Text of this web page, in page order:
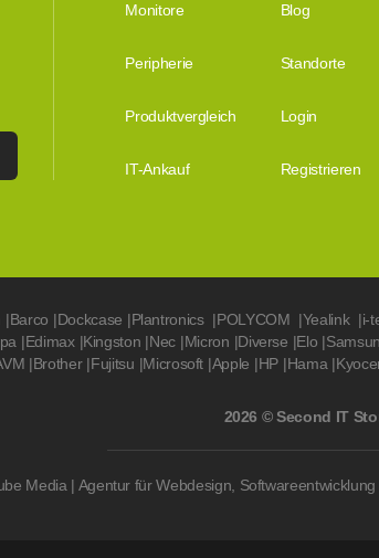
Monitore Blog
Peripherie Standorte
Produktvergleich Login
IT-Ankauf Registrieren
|Barco |Dockcase |Plantronics |POLYCOM |Yealink |i-
|Edimax |Kingston |Nec |Micron |Diverse |Elo |
|Brother |Fujitsu |Microsoft |Apple |HP |Hama |
2026 © Second IT
Media | Agentur für Webdesign,